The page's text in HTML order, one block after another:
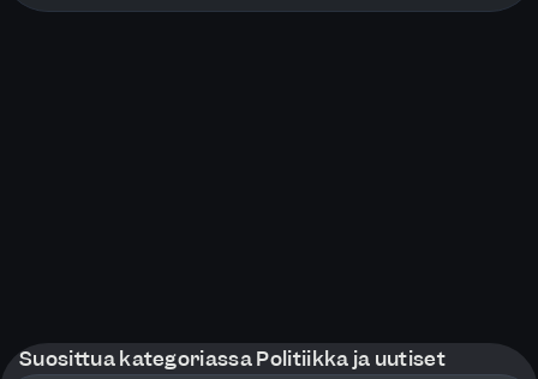
Suosittua kategoriassa Politiikka ja uutiset